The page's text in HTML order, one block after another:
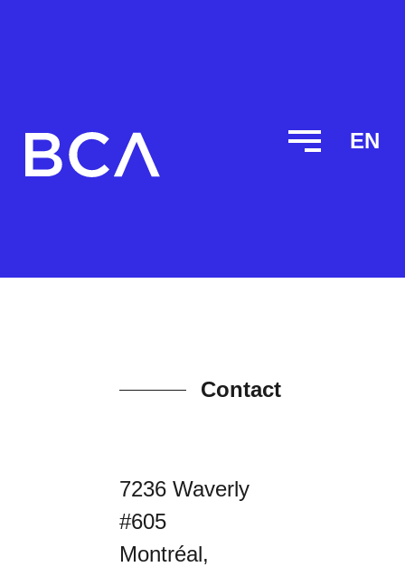
EN
Contact
7236 Waverly
#605
Montréal,